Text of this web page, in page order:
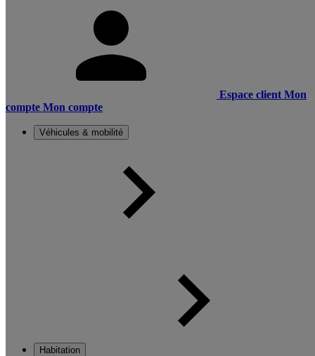
Espace client Mon
compte Mon compte
Véhicules & mobilité
Habitation